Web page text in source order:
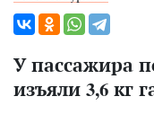
У пассажира
изъяли 3,6 кг